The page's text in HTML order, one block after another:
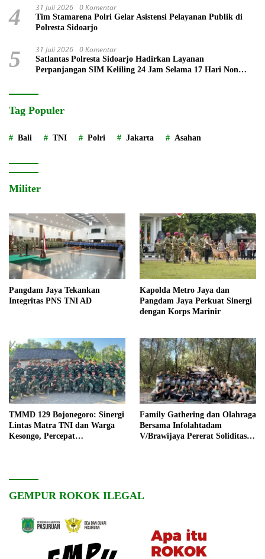
4 31 Juli 2026 0 Komentar
Tim Stamarena Polri Gelar Asistensi Pelayanan Publik di
Polresta Sidoarjo
5 31 Juli 2026 0 Komentar
Satlantas Polresta Sidoarjo Hadirkan Layanan
Perpanjangan SIM Keliling 24 Jam Selama 17 Hari Non
Tag Populer
Bali TNI Polri Jakarta Asahan
Militer
Pangdam Jaya Tekankan
Integritas PNS TNI AD
Kapolda Metro Jaya dan
Pangdam Jaya Perkuat Sinergi
dengan Korps Marinir
TMMD 129 Bojonegoro: Sinergi
Lintas Matra TNI dan Warga
Kesongo, Percepat
Family Gathering dan Olahraga
Bersama Infolahtadam
V/Brawijaya Pererat Soliditas
GEMPUR ROKOK ILEGAL